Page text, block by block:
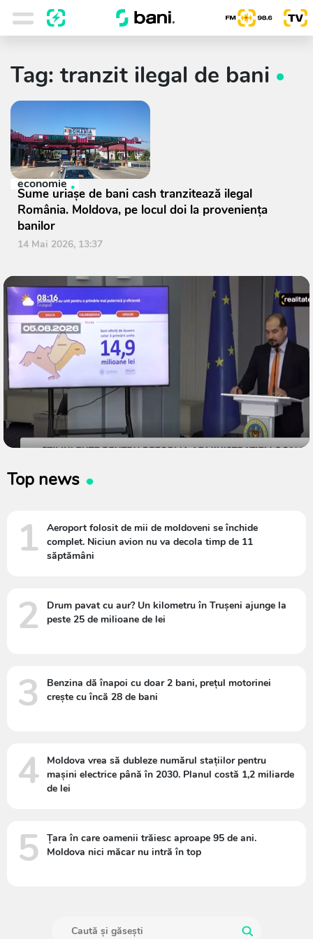
Tag: tranzit ilegal de bani
economie
Sume uriașe de bani cash tranzitează ilegal
România. Moldova, pe locul doi la proveniența
banilor
14 Mai 2026, 13:37
Top news
1
Aeroport folosit de mii de moldoveni se închide
complet. Niciun avion nu va decola timp de 11
săptămâni
2
Drum pavat cu aur? Un kilometru în Trușeni ajunge la
peste 25 de milioane de lei
3
Benzina dă înapoi cu doar 2 bani, prețul motorinei
crește cu încă 28 de bani
4
Moldova vrea să dubleze numărul stațiilor pentru
mașini electrice până în 2030. Planul costă 1,2 miliarde
de lei
5
Țara în care oamenii trăiesc aproape 95 de ani.
Moldova nici măcar nu intră în top